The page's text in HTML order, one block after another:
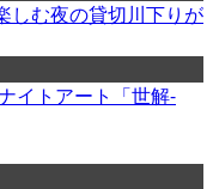
しむ夜の貸切川下りが
イトアート「世解-